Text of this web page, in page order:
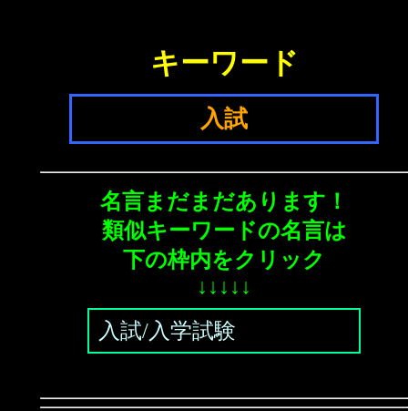
キーワード
入試
名言まだまだあります！
類似キーワードの名言は
下の枠内をクリック
↓↓↓↓↓
入試/入学試験